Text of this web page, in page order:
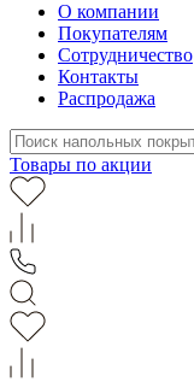
О компании
Покупателям
Сотрудничество
Контакты
Распродажа
Товары по акции